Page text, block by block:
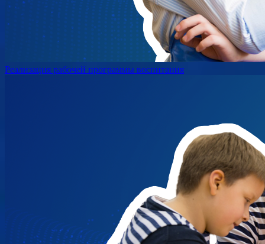
Реализация рабочей программы воспитания